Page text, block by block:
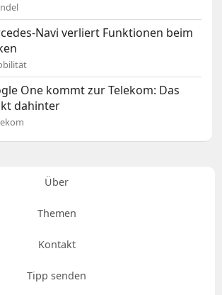
Navi verliert Funktionen beim
One kommt zur Telekom: Das
dahinter
Über
Themen
Kontakt
Tipp senden